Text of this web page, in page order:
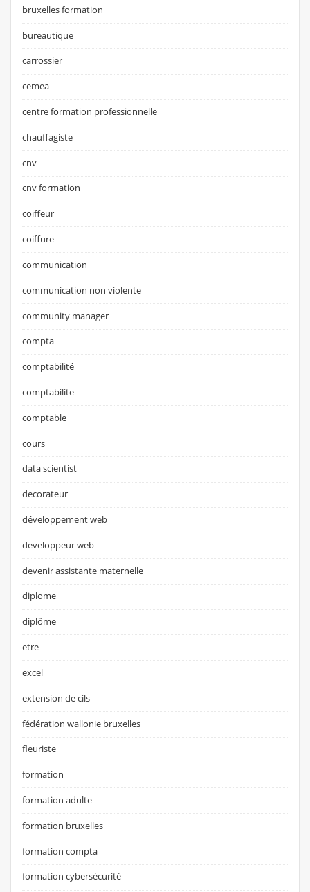
bruxelles formation
bureautique
carrossier
cemea
centre formation professionnelle
chauffagiste
cnv
cnv formation
coiffeur
coiffure
communication
communication non violente
community manager
compta
comptabilité
comptabilite
comptable
cours
data scientist
decorateur
développement web
developpeur web
devenir assistante maternelle
diplome
diplôme
etre
excel
extension de cils
fédération wallonie bruxelles
fleuriste
formation
formation adulte
formation bruxelles
formation compta
formation cybersécurité